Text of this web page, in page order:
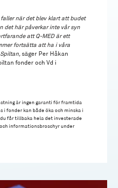
när det blev klart att budet
det här påverkar inte vår syn
att Q-MED är ett
fortsätta att ha i våra
säger Per Håkan
fonder och Vd i
är ingen garanti för framtida
i fonder kan både öka och minska i
får tillbaka hela det investerade
informationsbroschyr under